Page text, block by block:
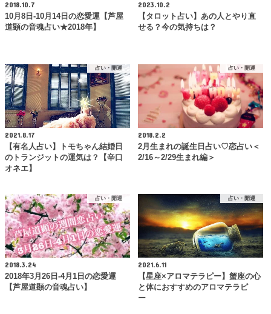
2018.10.7
10月8日-10月14日の恋愛運【芦屋
道顕の音魂占い★2018年】
2023.10.2
【タロット占い】あの人とやり直
せる？今の気持ちは？
占い・開運
2021.8.17
【有名人占い】トモちゃん結婚日
のトランジットの運気は？【辛口
オネエ】
占い・開運
2018.2.2
2月生まれの誕生日占い♡恋占い＜
2/16～2/29生まれ編＞
占い・開運
2018.3.24
2018年3月26日-4月1日の恋愛運
【芦屋道顕の音魂占い】
占い・開運
2021.6.11
【星座×アロマテラピー】蟹座の心
と体におすすめのアロマテラピ
ー